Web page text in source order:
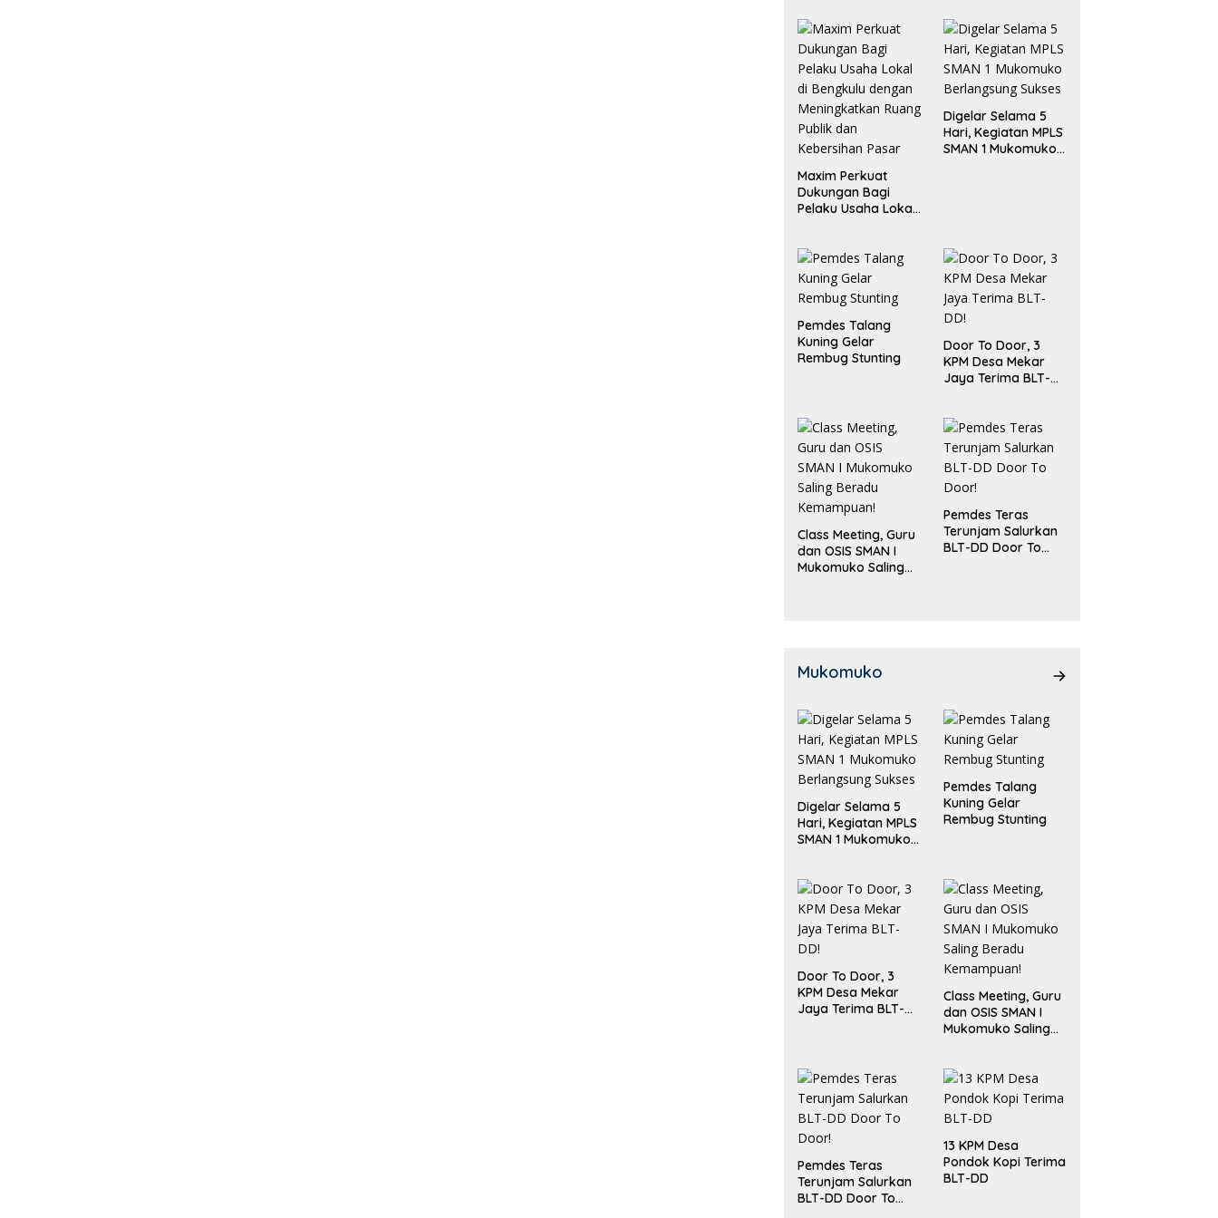
Maxim Perkuat
Dukungan Bagi
Pelaku Usaha Lokal
Ruang Publik dan
Kebersihan Pasar
Digelar Selama 5
Hari, Kegiatan MPLS
SMAN 1 Mukomuko
Pemdes Talang
Kuning Gelar
Rembug Stunting
Door To Door, 3
KPM Desa Mekar
Jaya Terima BLT-
Class Meeting, Guru
dan OSIS SMAN I
Mukomuko Saling
Pemdes Teras
Terunjam Salurkan
BLT-DD Door To
Mukomuko
Digelar Selama 5
Hari, Kegiatan MPLS
SMAN 1 Mukomuko
Pemdes Talang
Kuning Gelar
Rembug Stunting
Door To Door, 3
KPM Desa Mekar
Jaya Terima BLT-
Class Meeting, Guru
dan OSIS SMAN I
Mukomuko Saling
Pemdes Teras
Terunjam Salurkan
BLT-DD Door To
13 KPM Desa
Pondok Kopi Terima
BLT-DD